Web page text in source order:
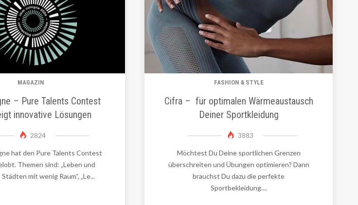
MAGAZIN
– Pure Talents Contest
innovative Lösungen
2824
hat den Pure Talents Contest
Themen sind: „Leben und
mit wenig Raum“, „Le...
FASHION & STYLE
Cifra – für optimalen Wärmeaustausch
Deiner Sportkleidung
3883
Möchtest Du Deine sportlichen Grenzen
überschreiten und Übungen optimieren? Dann
brauchst Du dazu die perfekte
Sportbekleidung....